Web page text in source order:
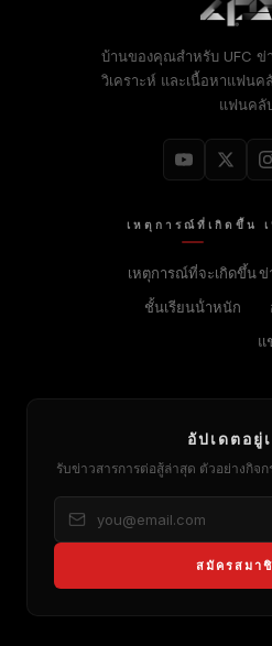
บ้านของคุณสําหรับ UFC ข่
วิเคราะห์ และเนื้อหาแฟน
แฟนคลั
เหตุการณ์ที่เกิดขึ้น
เหตุการณ์ที่จะเกิดขึ้น
ชั้นเรียนน้ําหนัก
ข่
แ
อัปเดตอยู่
รับข่าวสารการต่อสู้ล่าสุด ตัวอย่างกิจ
สมัครสมา